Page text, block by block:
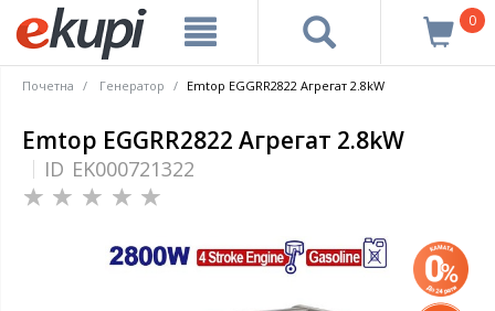
0
Почетна Генератор Emtop EGGRR2822 Агрегат 2.8kW
Emtop EGGRR2822 Агрегат 2.8kW
ID EK000721322